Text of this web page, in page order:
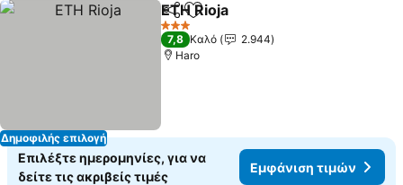
Δημοφιλής επιλογή
Κοινοποίηση
Προσθήκη στα αγαπημένα
ETH Rioja
3 Αστέρια
7,8 Καλό
2.944
Haro
Επιλέξτε ημερομηνίες, για να
δείτε τις ακριβείς τιμές
Εμφάνιση τιμών